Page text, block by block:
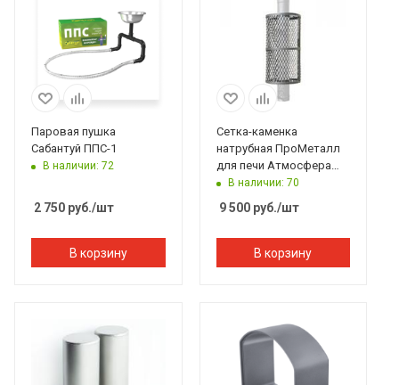
Паровая пушка
Сабантуй ППС-1
В наличии: 72
2 750 руб./шт
В корзину
Сетка-каменка
натрубная ПроМеталл
для печи Атмосфера
(нержавеющая)
В наличии: 70
9 500руб./шт
В корзину